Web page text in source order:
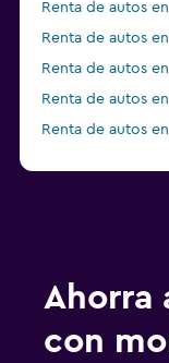
Renta de autos
Renta de autos
Renta de autos
Renta de autos
Renta de autos
Ahorra
con